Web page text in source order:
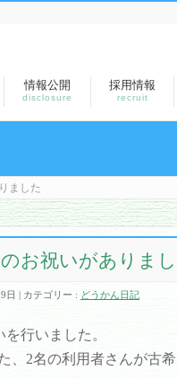
情報公開
disclosure
採用情報
recruit
ました
お祝いがありま
日 カテゴリー : どうかん日記
行いました。
、2名の利用者さんが古希